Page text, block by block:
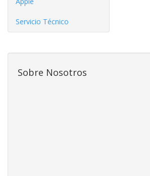
Servicio Técnico
Sobre Nosotros